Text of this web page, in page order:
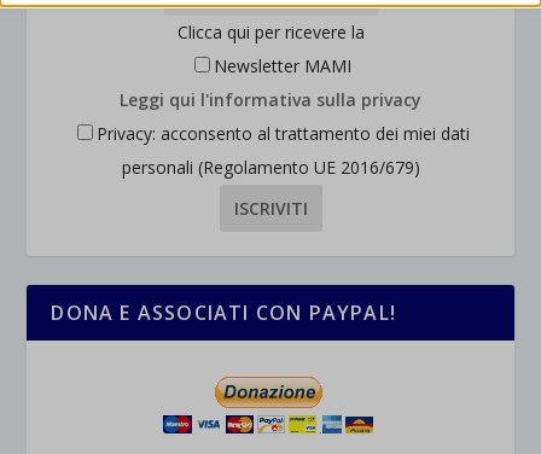
Clicca qui per ricevere la
Newsletter MAMI
Leggi qui l'informativa sulla privacy
Privacy: acconsento al trattamento dei miei dati
personali (Regolamento UE 2016/679)
DONA E ASSOCIATI CON PAYPAL!
wordpress_logged_in_*
wordpress_test_cookie
interagiscono con il nostro sito web.
Mostra dettagli
Questa categoria include tutti i cookie, i domini e i servizi che non
rientrano nelle altre categorie specifiche o che non sono stati
esplicitamente categorizzati.
Mostra dettagli
wpc*